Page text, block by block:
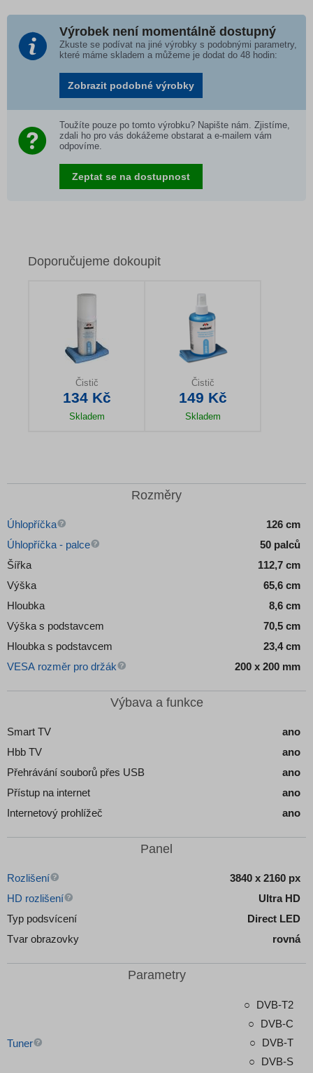
Výrobek není momentálně dostupný
Zkuste se podívat na jiné výrobky s podobnými parametry,
které máme skladem a můžeme je dodat do 48 hodin:
Zobrazit podobné výrobky
Toužíte pouze po tomto výrobku? Napište nám. Zjistíme,
zdali ho pro vás dokážeme obstarat a e-mailem vám
odpovíme.
Zeptat se na dostupnost
Doporučujeme dokoupit
Čistič
134 Kč
Skladem
Čistič
149 Kč
Skladem
Rozměry
Úhlopříčka
126 cm
Úhlopříčka - palce
50 palců
Šířka
112,7 cm
Výška
65,6 cm
Hloubka
8,6 cm
Výška s podstavcem
70,5 cm
Hloubka s podstavcem
23,4 cm
VESA rozměr pro držák
200 x 200 mm
Výbava a funkce
Smart TV
ano
Hbb TV
ano
Přehrávání souborů přes USB
ano
Přístup na internet
ano
Internetový prohlížeč
ano
Panel
Rozlišení
3840 x 2160 px
HD rozlišení
Ultra HD
Typ podsvícení
Direct LED
Tvar obrazovky
rovná
Parametry
Tuner
DVB-T2
DVB-C
DVB-T
DVB-S